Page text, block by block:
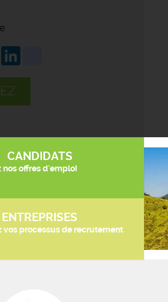
Twitter
CANDIDATS
nos offres d'emploi
ENTREPRISES
vos processus de recrutement